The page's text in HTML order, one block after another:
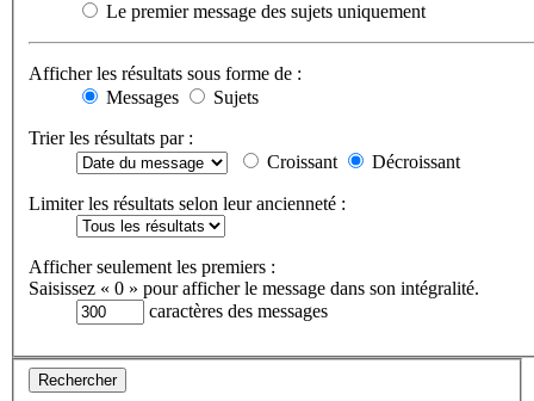
Le premier message des sujets uniquement
Afficher les résultats sous forme de :
Messages
Sujets
Trier les résultats par :
Croissant
Décroissant
Limiter les résultats selon leur ancienneté :
Afficher seulement les premiers :
Saisissez « 0 » pour afficher le message dans son intégralité.
caractères des messages